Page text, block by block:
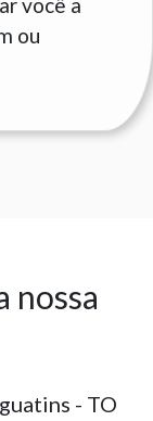
você a
ou
nossa
- TO